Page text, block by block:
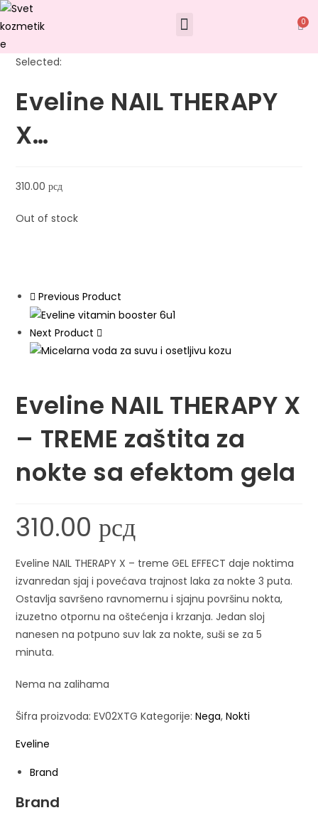
0
Selected:
Eveline NAIL THERAPY
X…
310.00рсд
Out of stock
Previous Product
Next Product
Eveline NAIL THERAPY X
– TREME zaštita za
nokte sa efektom gela
310.00рсд
Eveline NAIL THERAPY X – treme GEL EFFECT daje noktima
izvanredan sjaj i povećava trajnost laka za nokte 3 puta.
Ostavlja savršeno ravnomernu i sjajnu površinu nokta,
izuzetno otpornu na oštećenja i krzanja. Jedan sloj
nanesen na potpuno suv lak za nokte, suši se za 5
minuta.
Nema na zalihama
Šifra proizvoda:EV02XTG Kategorije:Nega,Nokti
Eveline
Brand
Brand